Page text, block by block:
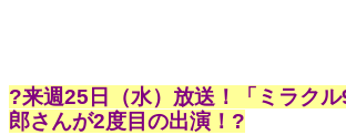
?来週25日（水）放送！「ミラク
郎さんが2度目の出演！?